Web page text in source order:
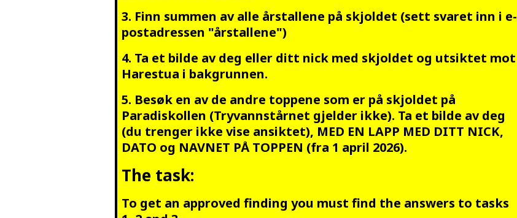
3. Finn summen av alle årstallene på skjoldet (sett svaret inn i e-
postadressen "årstallene")
4. Ta et bilde av deg eller ditt nick med skjoldet og utsiktet mot
Harestua i bakgrunnen.
5. Besøk en av de andre toppene som er på skjoldet på
Paradiskollen (Tryvannstårnet gjelder ikke). Ta et bilde av deg
(du trenger ikke vise ansiktet), MED EN LAPP MED DITT NICK,
DATO og NAVNET PÅ TOPPEN (fra 1 april 2026).
The task:
To get an approved finding you must find the answers to tasks